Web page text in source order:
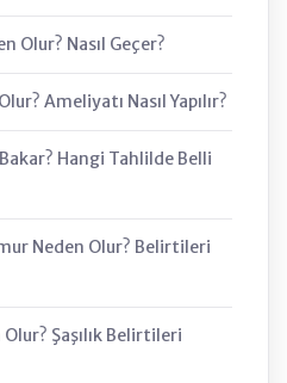
Olur? Nasıl Geçer?
Ameliyatı Nasıl Yapılır?
Hangi Tahlilde Belli
Neden Olur? Belirtileri
Şaşılık Belirtileri